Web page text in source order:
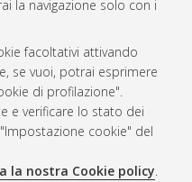
la navigazione solo con i
facoltativi attivando
se vuoi, potrai esprimere
di profilazione".
e verificare lo stato dei
cookie" del
la nostra Cookie policy.